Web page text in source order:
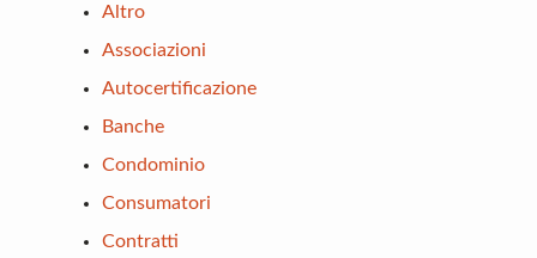
Altro
Associazioni
Autocertificazione
Banche
Condominio
Consumatori
Contratti